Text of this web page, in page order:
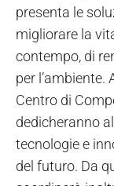
presenta le
migliorare la
contempo, di
per l’ambiente.
Centro di
dedicheranno
tecnologie e
del futuro. Da